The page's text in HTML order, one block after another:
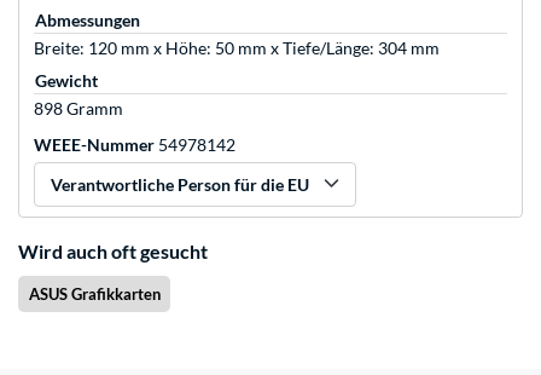
Abmessungen
Breite: 120 mm x Höhe: 50 mm x Tiefe/Länge: 304 mm
Gewicht
898 Gramm
WEEE-Nummer 54978142
Verantwortliche Person für die EU
Wird auch oft gesucht
ASUS Grafikkarten